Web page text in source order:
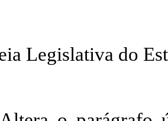
Legislativa do